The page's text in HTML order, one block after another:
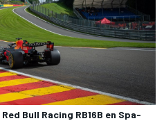
Bull Racing RB16B en Spa-